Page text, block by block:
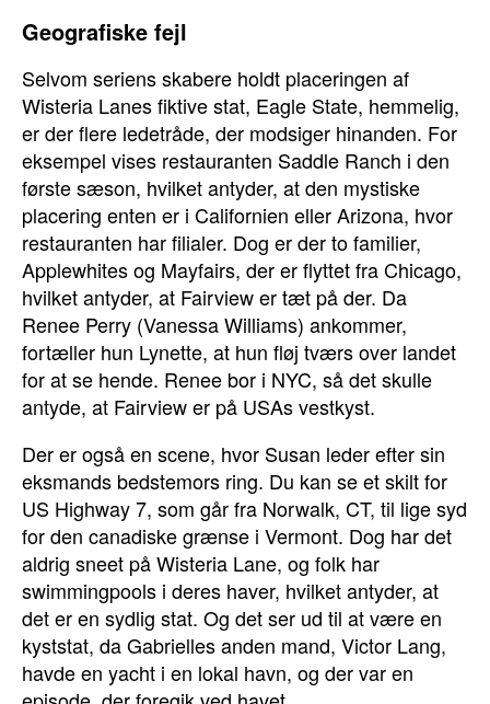
Geografiske fejl
Selvom seriens skabere holdt placeringen af
Wisteria Lanes fiktive stat, Eagle State, hemmelig,
er der flere ledetråde, der modsiger hinanden. For
eksempel vises restauranten Saddle Ranch i den
første sæson, hvilket antyder, at den mystiske
placering enten er i Californien eller Arizona, hvor
restauranten har filialer. Dog er der to familier,
Applewhites og Mayfairs, der er flyttet fra Chicago,
hvilket antyder, at Fairview er tæt på der. Da
Renee Perry (Vanessa Williams) ankommer,
fortæller hun Lynette, at hun fløj tværs over landet
for at se hende. Renee bor i NYC, så det skulle
antyde, at Fairview er på USAs vestkyst.
Der er også en scene, hvor Susan leder efter sin
eksmands bedstemors ring. Du kan se et skilt for
US Highway 7, som går fra Norwalk, CT, til lige syd
for den canadiske grænse i Vermont. Dog har det
aldrig sneet på Wisteria Lane, og folk har
swimmingpools i deres haver, hvilket antyder, at
det er en sydlig stat. Og det ser ud til at være en
kyststat, da Gabrielles anden mand, Victor Lang,
havde en yacht i en lokal havn, og der var en